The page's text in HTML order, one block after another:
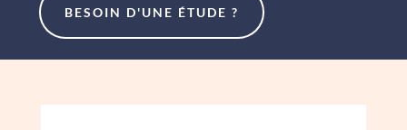
BESOIN D'UNE ÉTUDE ?